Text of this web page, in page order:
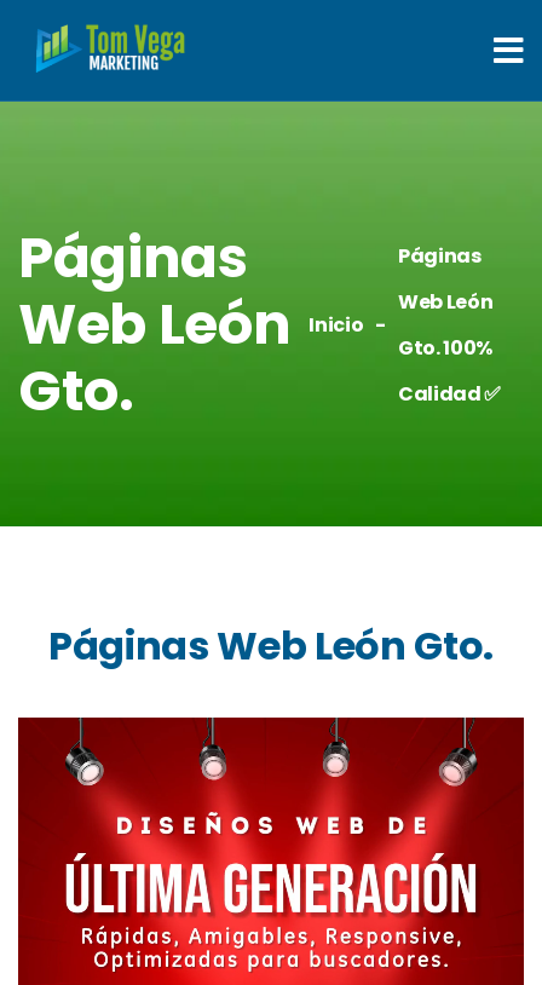
Páginas
Web León
Gto.
Inicio
Páginas
Web León
Gto. 100%
Calidad ✅
Páginas Web León Gto.